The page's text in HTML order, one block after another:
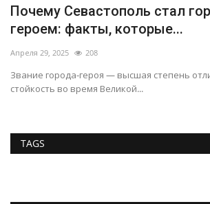
Почему Севастополь стал
героем: факты, которые...
Апреля 29, 2025 208
Звание города-героя — высшая степень
стойкость во время Великой...
TAGS